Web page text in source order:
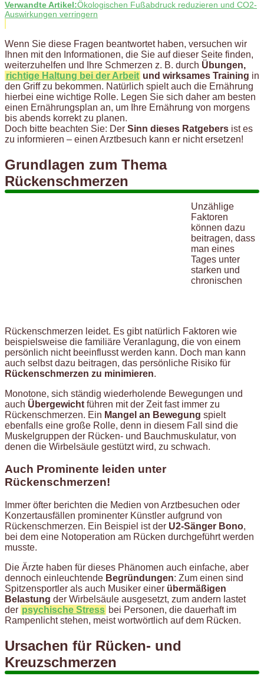
Verwandte Artikel:Ökologischen Fußabdruck reduzieren und CO2-
Auswirkungen verringern
Wenn Sie diese Fragen beantwortet haben, versuchen wir
Ihnen mit den Informationen, die Sie auf dieser Seite finden,
weiterzuhelfen und Ihre Schmerzen z. B. durch Übungen,
richtige Haltung bei der Arbeit und wirksames Training in
den Griff zu bekommen. Natürlich spielt auch die Ernährung
hierbei eine wichtige Rolle. Legen Sie sich daher am besten
einen Ernährungsplan an, um Ihre Ernährung von morgens
bis abends korrekt zu planen.
Doch bitte beachten Sie: Der Sinn dieses Ratgebers ist es
zu informieren – einen Arztbesuch kann er nicht ersetzen!
Grundlagen zum Thema
Rückenschmerzen
Unzählige
Faktoren
können dazu
beitragen, dass
man eines
Tages unter
starken und
chronischen
Rückenschmerzen leidet. Es gibt natürlich Faktoren wie
beispielsweise die familiäre Veranlagung, die von einem
persönlich nicht beeinflusst werden kann. Doch man kann
auch selbst dazu beitragen, das persönliche Risiko für
Rückenschmerzen zu minimieren.
Monotone, sich ständig wiederholende Bewegungen und
auch Übergewicht führen mit der Zeit fast immer zu
Rückenschmerzen. Ein Mangel an Bewegung spielt
ebenfalls eine große Rolle, denn in diesem Fall sind die
Muskelgruppen der Rücken- und Bauchmuskulatur, von
denen die Wirbelsäule gestützt wird, zu schwach.
Auch Prominente leiden unter
Rückenschmerzen!
Immer öfter berichten die Medien von Arztbesuchen oder
Konzertausfällen prominenter Künstler aufgrund von
Rückenschmerzen. Ein Beispiel ist der U2-Sänger Bono,
bei dem eine Notoperation am Rücken durchgeführt werden
musste.
Die Ärzte haben für dieses Phänomen auch einfache, aber
dennoch einleuchtende Begründungen: Zum einen sind
Spitzensportler als auch Musiker einer übermäßigen
Belastung der Wirbelsäule ausgesetzt, zum andern lastet
der psychische Stress bei Personen, die dauerhaft im
Rampenlicht stehen, meist wortwörtlich auf dem Rücken.
Ursachen für Rücken- und
Kreuzschmerzen